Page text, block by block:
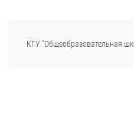
КГУ "Общеобразовательная